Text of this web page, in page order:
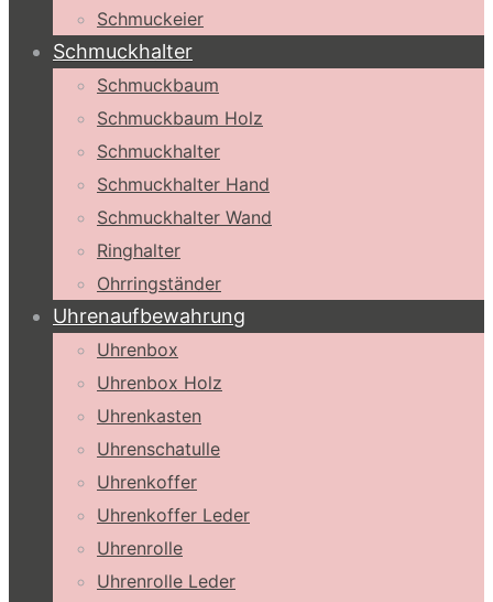
Schmuckeier
Schmuckhalter
Schmuckbaum
Schmuckbaum Holz
Schmuckhalter
Schmuckhalter Hand
Schmuckhalter Wand
Ringhalter
Ohrringständer
Uhrenaufbewahrung
Uhrenbox
Uhrenbox Holz
Uhrenkasten
Uhrenschatulle
Uhrenkoffer
Uhrenkoffer Leder
Uhrenrolle
Uhrenrolle Leder